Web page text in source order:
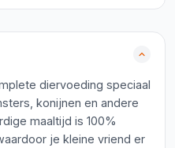
diervoeding speciaal
konijnen en andere
maaltijd is 100%
je kleine vriend er